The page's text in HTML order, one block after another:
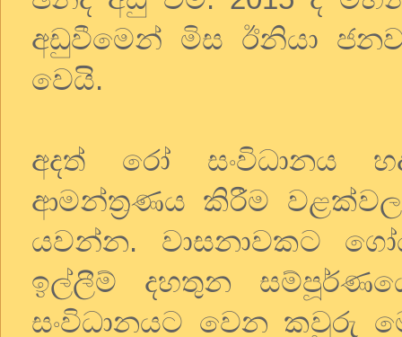
අඩුවීමෙන් මිස ඊනියා
වෙයි.
අදත් රෝ සංවිධානය
ආමන්ත්‍රණය කිරීම
යවන්න. වාසනාවකට
ඉල්ලීම් දහතුන
සංවිධානයට වෙන කවුරු